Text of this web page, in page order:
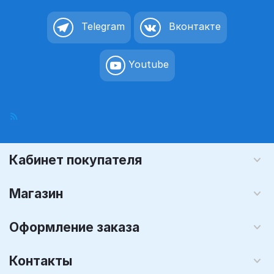
Telegram Вконтакте
Youtube
Кабинет покупателя
Магазин
Оформление заказа
Контакты